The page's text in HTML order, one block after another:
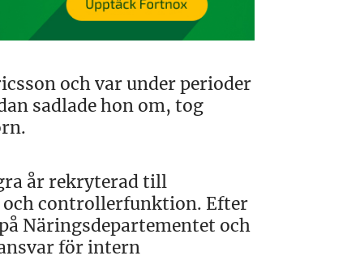
och var under perioder
sadlade hon om, tog
år rekryterad till
och controllerfunktion. Efter
Näringsdepartementet och
för intern